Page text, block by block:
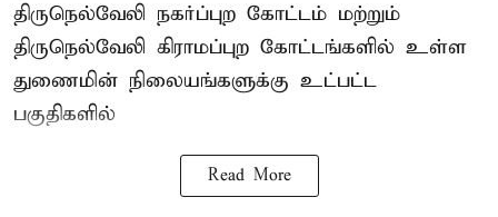
திருநெல்வேலி நகர்ப்புற கோட்டம் மற்றும்
திருநெல்வேலி கிராமப்புற கோட்டங்களில் உள்ள
துணைமின் நிலையங்களுக்கு உட்பட்ட
பகுதிகளில்
Read More